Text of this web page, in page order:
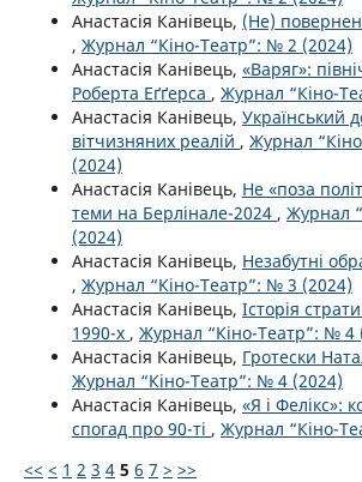
Анастасія Канівець, (Не)
, Журнал “Кіно-Театр”: № 2 (2024)
Анастасія Канівець, «Варяг»:
Роберта Еґґерса , Журнал “Кіно-
Анастасія Канівець, Український
вітчизняних реалій , Журнал
(2024)
Анастасія Канівець, Не «поза
теми на Берлінале-2024 , Журнал
(2024)
Анастасія Канівець, Незабутні
, Журнал “Кіно-Театр”: № 3 (2024)
Анастасія Канівець, Історія
1990-х , Журнал “Кіно-Театр”: № 4
Анастасія Канівець, Гротески
Журнал “Кіно-Театр”: № 4 (2024)
Анастасія Канівець, «Я і Фелікс»:
спогад про 90-ті , Журнал “Кіно-
<< < 1 2 3 4 5 6 7 > >>